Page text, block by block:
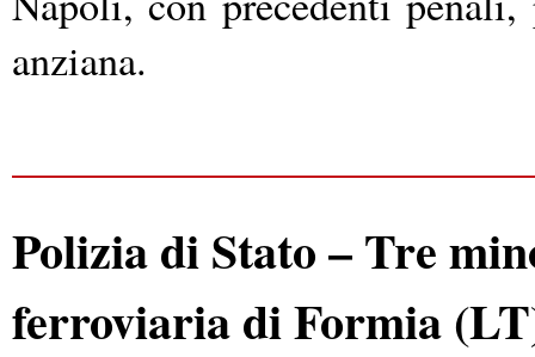
anziana.
Polizia di Stato – Tre
ferroviaria di Formia